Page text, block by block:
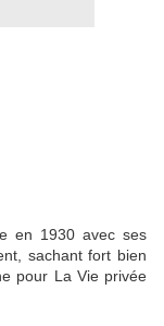
en 1930 avec ses
sachant fort bien
pour La Vie privée